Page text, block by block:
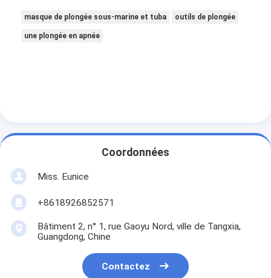
masque de plongée sous-marine et tuba outils de plongée
une plongée en apnée
Coordonnées
Miss. Eunice
+8618926852571
Bâtiment 2, n° 1, rue Gaoyu Nord, ville de Tangxia,
Guangdong, Chine
Contactez